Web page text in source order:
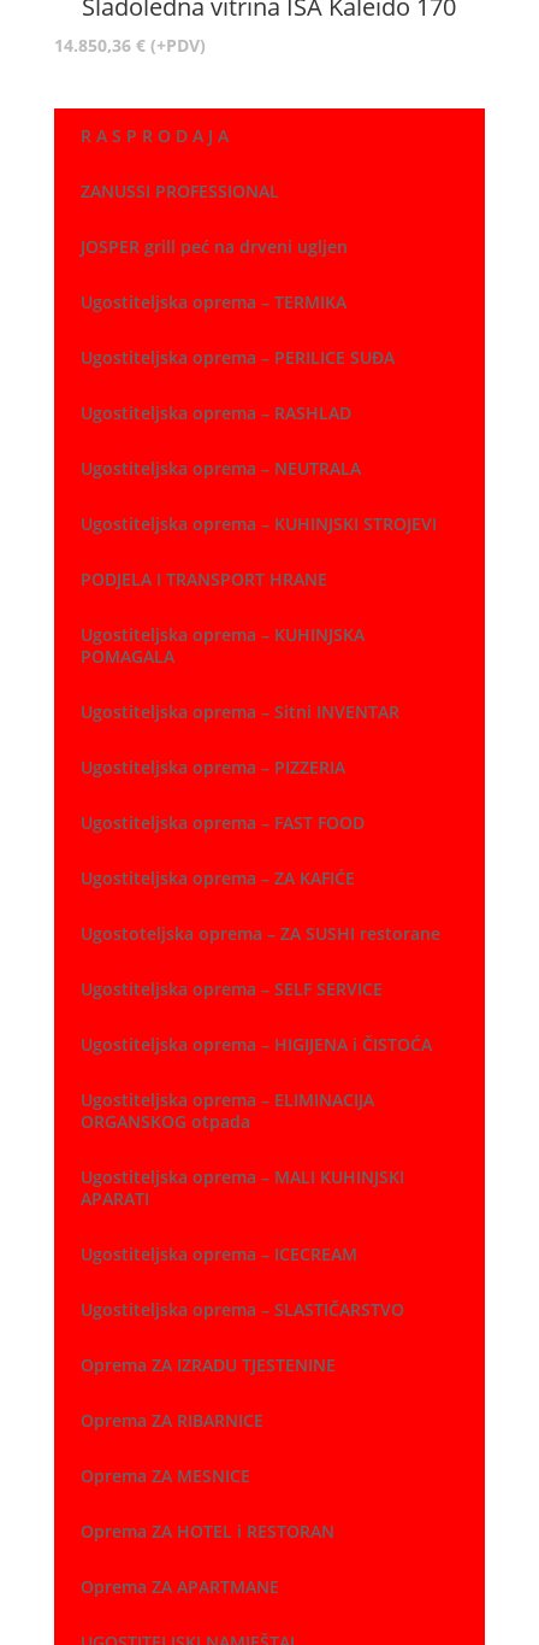
16.735,02 €
Sladoledna vitrina ISA Kaleido 170
14.850,36 € (+PDV)
R A S P R O D A J A
ZANUSSI PROFESSIONAL
JOSPER grill peć na drveni ugljen
Ugostiteljska oprema – TERMIKA
Ugostiteljska oprema – PERILICE SUĐA
Ugostiteljska oprema – RASHLAD
Ugostiteljska oprema – NEUTRALA
Ugostiteljska oprema – KUHINJSKI STROJEVI
PODJELA I TRANSPORT HRANE
Ugostiteljska oprema – KUHINJSKA
POMAGALA
Ugostiteljska oprema – Sitni INVENTAR
Ugostiteljska oprema – PIZZERIA
Ugostiteljska oprema – FAST FOOD
Ugostiteljska oprema – ZA KAFIĆE
Ugostoteljska oprema – ZA SUSHI restorane
Ugostiteljska oprema – SELF SERVICE
Ugostiteljska oprema – HIGIJENA i ČISTOĆA
Ugostiteljska oprema – ELIMINACIJA
ORGANSKOG otpada
Ugostiteljska oprema – MALI KUHINJSKI
APARATI
Ugostiteljska oprema – ICECREAM
Ugostiteljska oprema – SLASTIČARSTVO
Oprema ZA IZRADU TJESTENINE
Oprema ZA RIBARNICE
Oprema ZA MESNICE
Oprema ZA HOTEL i RESTORAN
Oprema ZA APARTMANE